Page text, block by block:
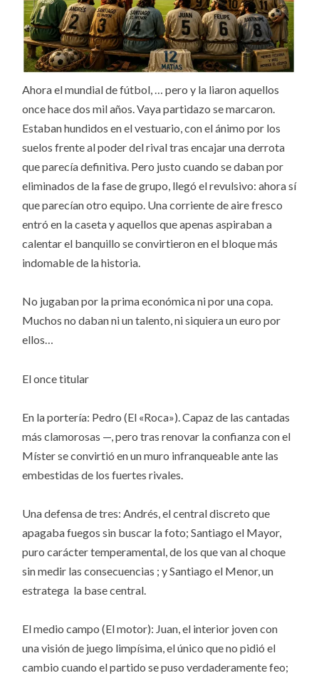
Ahora el mundial de fútbol, … pero y la liaron aquellos
once hace dos mil años. Vaya partidazo se marcaron.
Estaban hundidos en el vestuario, con el ánimo por los
suelos frente al poder del rival tras encajar una derrota
que parecía definitiva. Pero justo cuando se daban por
eliminados de la fase de grupo, llegó el revulsivo: ahora sí
que parecían otro equipo. Una corriente de aire fresco
entró en la caseta y aquellos que apenas aspiraban a
calentar el banquillo se convirtieron en el bloque más
indomable de la historia.
No jugaban por la prima económica ni por una copa.
Muchos no daban ni un talento, ni siquiera un euro por
ellos…
El once titular
En la portería: Pedro (El «Roca»). Capaz de las cantadas
más clamorosas —, pero tras renovar la confianza con el
Míster se convirtió en un muro infranqueable ante las
embestidas de los fuertes rivales.
Una defensa de tres: Andrés, el central discreto que
apagaba fuegos sin buscar la foto; Santiago el Mayor,
puro carácter temperamental, de los que van al choque
sin medir las consecuencias ; y Santiago el Menor, un
estratega la base central.
El medio campo (El motor): Juan, el interior joven con
una visión de juego limpísima, el único que no pidió el
cambio cuando el partido se puso verdaderamente feo;